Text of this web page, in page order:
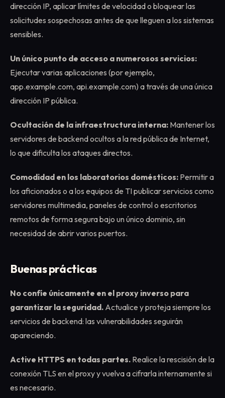
dirección IP, aplicar límites de velocidad o bloquear las
solicitudes sospechosas antes de que lleguen a los sistemas
sensibles.
Un único punto de acceso a numerosos servicios:
Ejecutar varias aplicaciones (por ejemplo,
app.example.com, api.example.com) a través de una única
dirección IP pública.
Ocultación de la infraestructura interna: Mantener los
servidores de backend ocultos a la red pública de Internet,
lo que dificulta los ataques directos.
Comodidad en los laboratorios domésticos: Permitir a
los aficionados o a los equipos de TI publicar servicios como
servidores multimedia, paneles de control o escritorios
remotos de forma segura bajo un único dominio, sin
necesidad de abrir varios puertos.
Buenas prácticas
No confíe únicamente en el proxy inverso para
garantizar la seguridad. Actualice y proteja siempre los
servicios de backend: las vulnerabilidades seguirán
apareciendo.
Active HTTPS en todas partes. Realice la rescisión de la
conexión TLS en el proxy y vuelva a cifrarla internamente si
es necesario.